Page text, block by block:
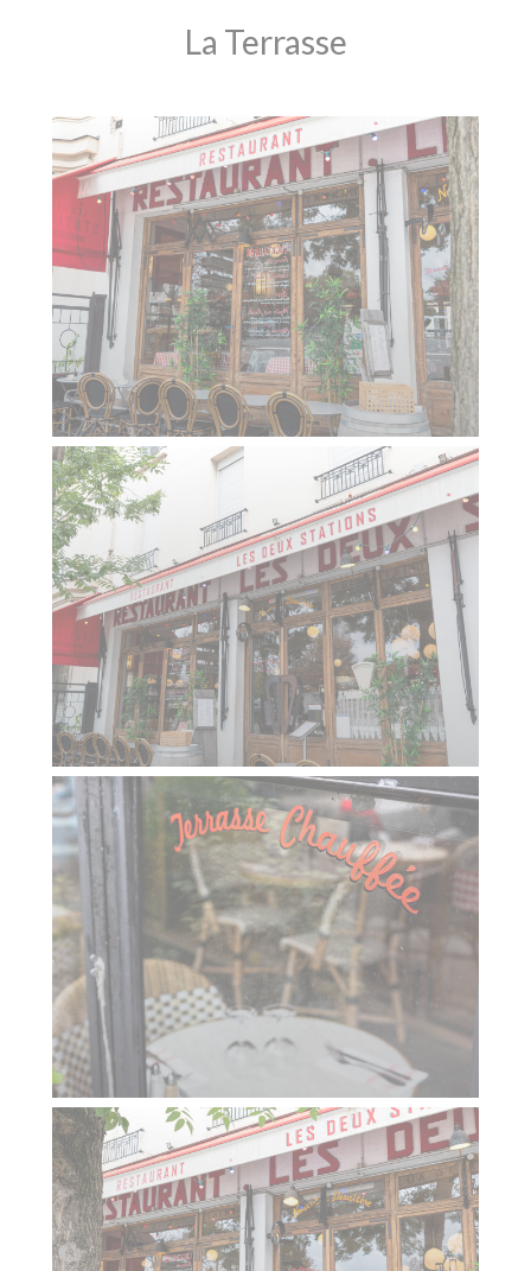
La Terrasse